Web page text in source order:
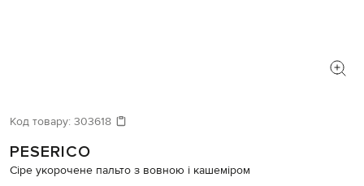
Код товару: 303618
PESERICO
Сіре укорочене пальто з вовною і кашеміром